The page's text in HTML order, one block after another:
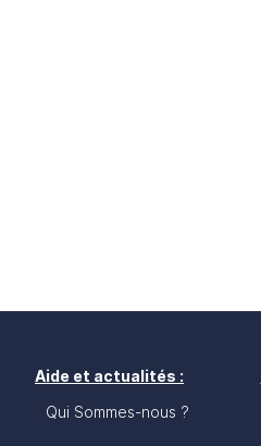
Aide et actualités :
Qui Sommes-nous ?